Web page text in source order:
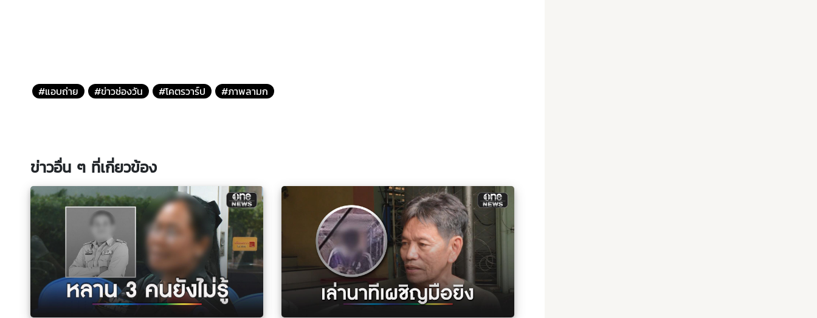
#แอบถ่าย #ข่าวช่องวัน #โคตรวาร์ป #ภาพลามก
ข่าวอื่น ๆ ที่เกี่ยวข้อง